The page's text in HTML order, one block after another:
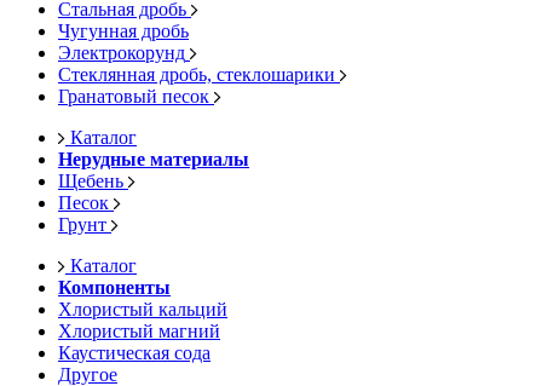
Стальная дробь
Чугунная дробь
Электрокорунд
Стеклянная дробь, стеклошарики
Гранатовый песок
Каталог
Нерудные материалы
Щебень
Песок
Грунт
Каталог
Компоненты
Хлористый кальций
Хлористый магний
Каустическая сода
Другое